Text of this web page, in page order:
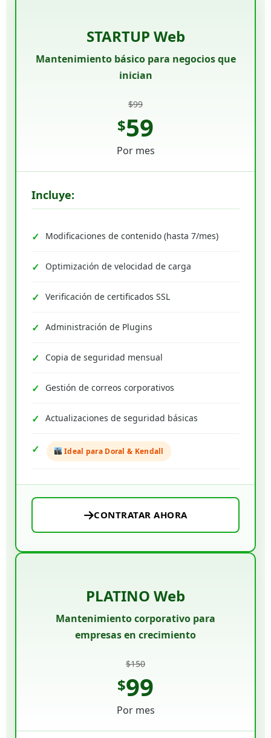
STARTUP Web
Mantenimiento básico para negocios que
inician
$99
$59
Por mes
Incluye:
Modificaciones de contenido (hasta 7/mes)
Optimización de velocidad de carga
Verificación de certificados SSL
Administración de Plugins
Copia de seguridad mensual
Gestión de correos corporativos
Actualizaciones de seguridad básicas
Ideal para Doral & Kendall
CONTRATAR AHORA
PLATINO Web
Mantenimiento corporativo para
empresas en crecimiento
$150
$99
Por mes